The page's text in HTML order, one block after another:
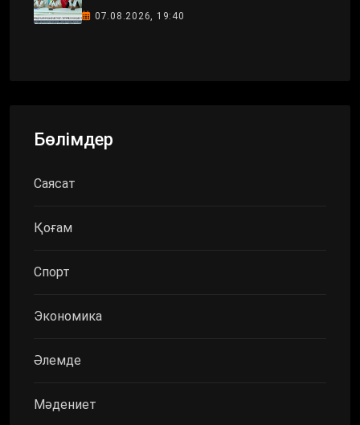
07.08.2026, 19:40
Бөлімдер
Саясат
Қоғам
Спорт
Экономика
Әлемде
Мәдениет